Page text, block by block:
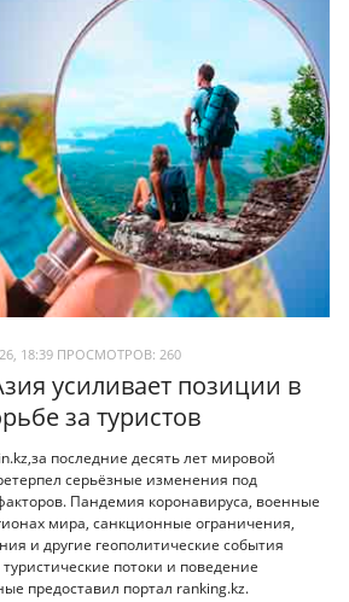
18:39 ПРОСМОТРОВ: 260
усиливает позиции в
за туристов
последние десять лет мировой
серьёзные изменения под
Пандемия коронавируса, военные
мира, санкционные ограничения,
и другие геополитические события
потоки и поведение
предоставил портал ranking.kz.